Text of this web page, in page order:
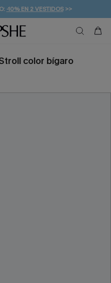
-10% EN 2 VESTIDOS>>
-10% EXTRA!
PARTIR DE 49 € >>
color bígaro